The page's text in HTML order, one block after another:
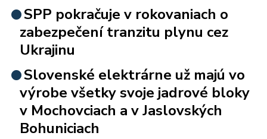
SPP pokračuje v rokovaniach o
zabezpečení tranzitu plynu cez
Ukrajinu
Slovenské elektrárne už majú vo
výrobe všetky svoje jadrové bloky
v Mochovciach a v Jaslovských
Bohuniciach